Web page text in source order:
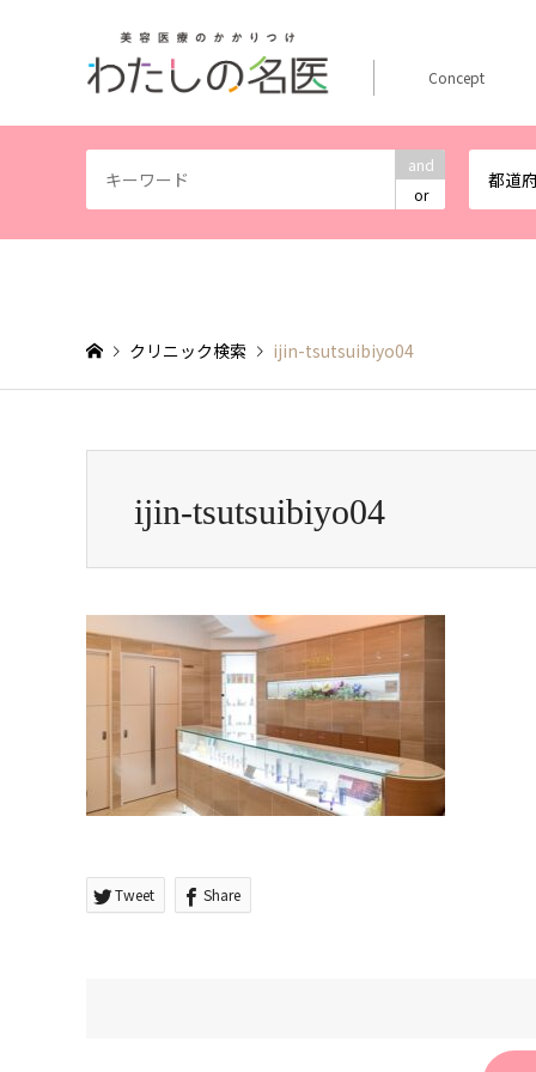
and
or
都道
Concept
クリニック検索 ijin-tsutsuibiyo04
ijin-tsutsuibiyo04
Tweet Share